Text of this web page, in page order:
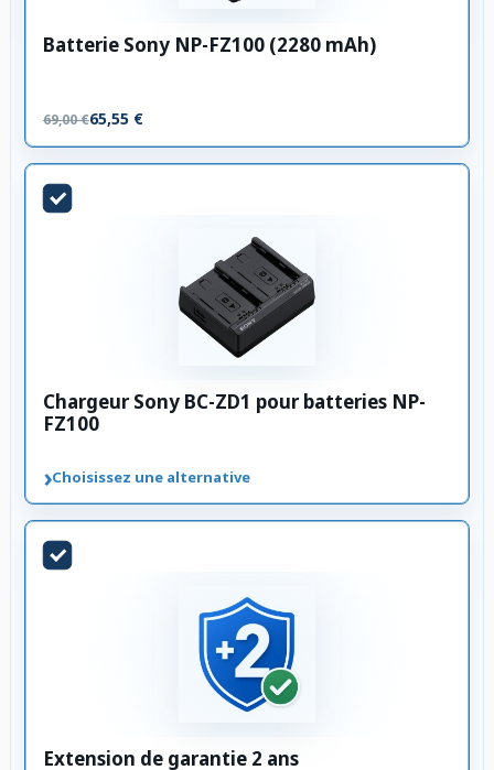
Batterie Sony NP-FZ100 (2280 mAh)
69,00 €65,55 €
Chargeur Sony BC-ZD1 pour batteries NP-
FZ100
›Choisissez une alternative
Extension de garantie 2 ans